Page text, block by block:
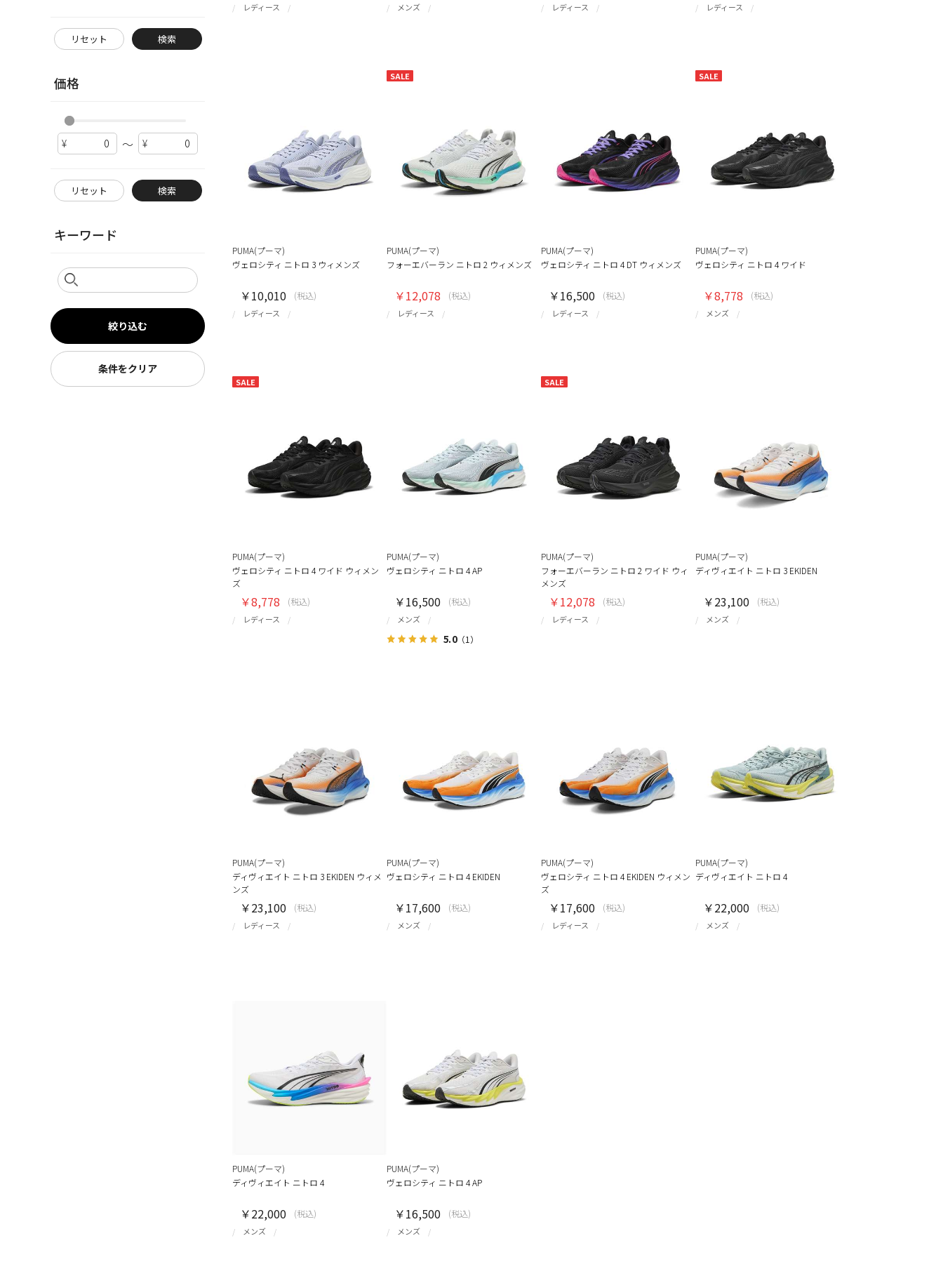
リセット 検索
価格
～
リセット 検索
キーワード
絞り込む
条件をクリア
レディース メンズ レディース レディース
PUMA(プーマ)
ヴェロシティ ニトロ 3 ウィメンズ
レディース
￥10,010 (税込)
SALE
PUMA(プーマ)
フォーエバーラン ニトロ 2 ウィメンズ
レディース
￥12,078 (税込)
PUMA(プーマ)
ヴェロシティ ニトロ 4 DT ウィメンズ
レディース
￥16,500 (税込)
SALE
PUMA(プーマ)
ヴェロシティ ニトロ 4 ワイド
メンズ
￥8,778 (税込)
SALE
PUMA(プーマ)
ヴェロシティ ニトロ 4 ワイド ウィメン
ズ
レディース
￥8,778 (税込)
PUMA(プーマ)
ヴェロシティ ニトロ 4 AP
メンズ
5.0（1）
￥16,500 (税込)
SALE
PUMA(プーマ)
フォーエバーラン ニトロ 2 ワイド ウィ
メンズ
レディース
￥12,078 (税込)
PUMA(プーマ)
ディヴィエイト ニトロ 3 EKIDEN
メンズ
￥23,100 (税込)
PUMA(プーマ)
ディヴィエイト ニトロ 3 EKIDEN ウィメ
ンズ
レディース
￥23,100 (税込)
PUMA(プーマ)
ヴェロシティ ニトロ 4 EKIDEN
メンズ
￥17,600 (税込)
PUMA(プーマ)
ヴェロシティ ニトロ 4 EKIDEN ウィメン
ズ
レディース
￥17,600 (税込)
PUMA(プーマ)
ディヴィエイト ニトロ 4
メンズ
￥22,000 (税込)
PUMA(プーマ)
ディヴィエイト ニトロ 4
メンズ
￥22,000 (税込)
PUMA(プーマ)
ヴェロシティ ニトロ 4 AP
メンズ
￥16,500 (税込)